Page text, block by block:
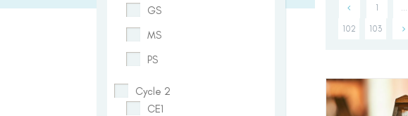
1 …
102 103
GS
MS
PS
Cycle 2
CE1